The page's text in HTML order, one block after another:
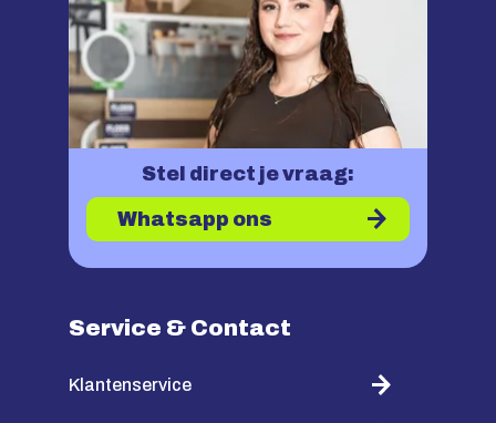
Stel direct je vraag:
Whatsapp ons
Service & Contact
Klantenservice